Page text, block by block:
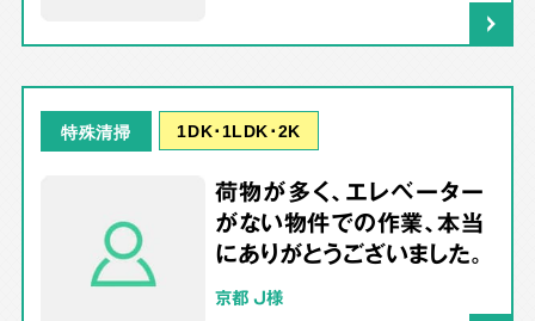
特殊清掃 1DK･1LDK･2K
荷物が多く、エレベーター
がない物件での作業、本当
にありがとうございました。
京都 J様